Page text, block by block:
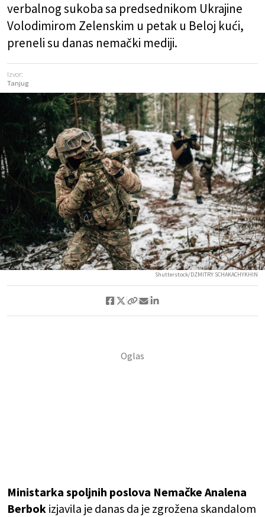
verbalnog sukoba sa predsednikom Ukrajine
Volodimirom Zelenskim u petak u Beloj kući,
preneli su danas nemački mediji.
Izvor:
Tanjug
Shutterstock/DZMITRY SCHAKACHYKHIN
Ministarka spoljnih poslova Nemačke Analena
Berbok izjavila je danas da je zgrožena skandalom